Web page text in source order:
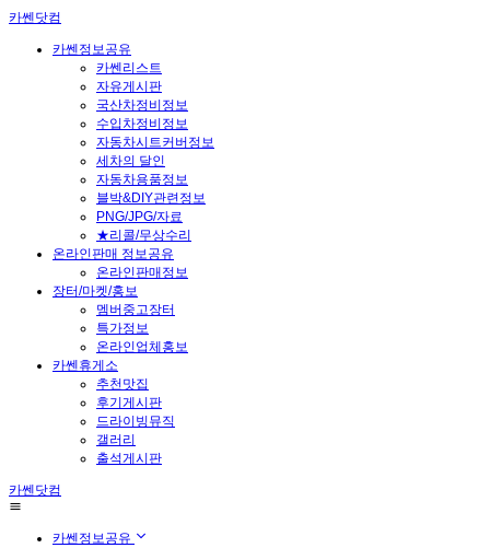
카쎈닷컴
카쎈정보공유
카쎈리스트
자유게시판
국산차정비정보
수입차정비정보
자동차시트커버정보
세차의 달인
자동차용품정보
블박&DIY관련정보
PNG/JPG/자료
★리콜/무상수리
온라인판매 정보공유
온라인판매정보
장터/마켓/홍보
멤버중고장터
특가정보
온라인업체홍보
카쎈휴게소
추천맛집
후기게시판
드라이빙뮤직
갤러리
출석게시판
카쎈닷컴
카쎈정보공유